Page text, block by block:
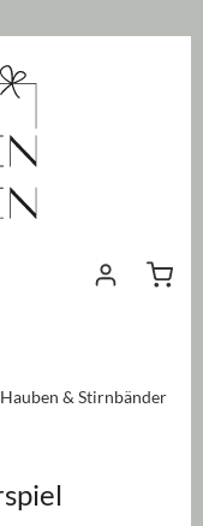
Hauben & Stirnbänder
Sternen